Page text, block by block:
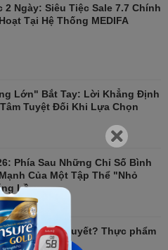
2 Ngày: Siêu Tiệc Sale 7.7 Chính
Tại Hệ Thống MEDIFA
Lớn" Bắt Tay: Lời Khẳng Định
Tuyệt Đối Khi Lựa Chọn
Phía Sau Những Chỉ Số Bình
Của Một Tập Thể "Nhỏ
Lồ
định đường huyết? Thực phẩm
nên biết